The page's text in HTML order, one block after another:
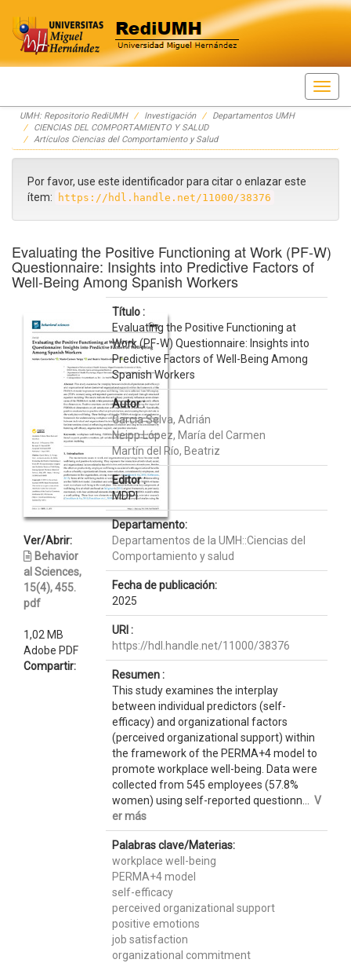
Skip
navigation
UMH: Repositorio RediUMH Investigación
Departamentos UMH
CIENCIAS DEL COMPORTAMIENTO Y SALUD
Artículos Ciencias del Comportamiento y Salud
Por favor, use este identificador para citar o enlazar este
ítem:
https://hdl.handle.net/11000/38376
Evaluating the Positive Functioning at Work (PF-W)
Questionnaire: Insights into Predictive Factors of
Well-Being Among Spanish Workers
Ver/Abrir:
Behavior
al Sciences,
15(4), 455.
pdf
1,02 MB
Adobe PDF
Compartir:
Título :
Evaluating the Positive Functioning at
Work (PF-W) Questionnaire: Insights into
Predictive Factors of Well-Being Among
Spanish Workers
Autor :
García Selva, Adrián
Neipp López, María del Carmen
Martín del Río, Beatriz
Editor :
MDPI
Departamento:
Departamentos de la UMH::Ciencias del
Comportamiento y salud
Fecha de publicación:
2025
URI :
https://hdl.handle.net/11000/38376
Resumen :
This study examines the interplay
between individual predictors (self-
efficacy) and organizational factors
(perceived organizational support) within
the framework of the PERMA+4 model to
promote workplace well-being. Data were
collected from 545 employees (57.8%
women) using self-reported questionn... V
er más
Palabras clave/Materias:
workplace well-being
PERMA+4 model
self-efficacy
perceived organizational support
positive emotions
job satisfaction
organizational commitment